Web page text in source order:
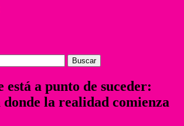
a punto de suceder:
la realidad comienza